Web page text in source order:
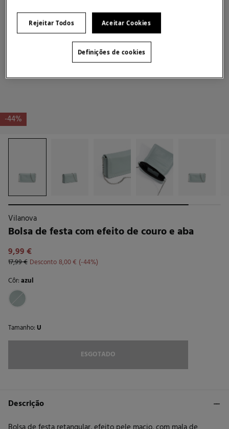
-44%
Vilanova
Bolsa de festa com efeito de couro e aba
9,99 €
17,99 € Desconto8,00 €
44
Côr:azul
Tamanho:U
ESGOTADO
Descrição
Rejeitar Todos Aceitar Cookies
Definições de cookies